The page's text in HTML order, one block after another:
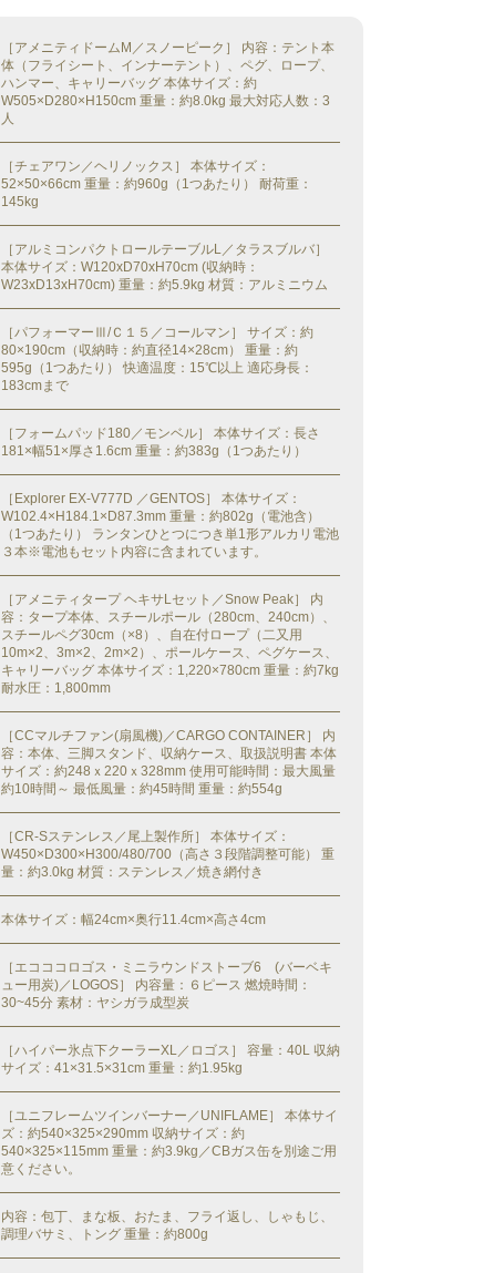
［アメニティドームM／スノーピーク］ 内容：テント本
体（フライシート、インナーテント）、ペグ、ロープ、
ハンマー、キャリーバッグ 本体サイズ：約
W505×D280×H150cm 重量：約8.0kg 最大対応人数：3
人
［チェアワン／ヘリノックス］ 本体サイズ：
52×50×66cm 重量：約960g（1つあたり） 耐荷重：
145kg
［アルミコンパクトロールテーブルL／タラスブルバ］
本体サイズ：W120xD70xH70cm (収納時：
W23xD13xH70cm) 重量：約5.9kg 材質：アルミニウム
［パフォーマーⅢ/Ｃ１５／コールマン］ サイズ：約
80×190cm（収納時：約直径14×28cm） 重量：約
595g（1つあたり） 快適温度：15℃以上 適応身長：
183cmまで
［フォームパッド180／モンベル］ 本体サイズ：長さ
181×幅51×厚さ1.6cm 重量：約383g（1つあたり）
［Explorer EX-V777D ／GENTOS］ 本体サイズ：
W102.4×H184.1×D87.3mm 重量：約802g（電池含）
（1つあたり） ランタンひとつにつき単1形アルカリ電池
３本※電池もセット内容に含まれています。
［アメニティタープ ヘキサLセット／Snow Peak］ 内
容：タープ本体、スチールポール（280cm、240cm）、
スチールペグ30cm（×8）、自在付ロープ（二又用
10m×2、3m×2、2m×2）、ポールケース、ペグケース、
キャリーバッグ 本体サイズ：1,220×780cm 重量：約7kg
耐水圧：1,800mm
［CCマルチファン(扇風機)／CARGO CONTAINER］ 内
容：本体、三脚スタンド、収納ケース、取扱説明書 本体
サイズ：約248ｘ220ｘ328mm 使用可能時間：最大風量
約10時間～ 最低風量：約45時間 重量：約554g
［CR-Sステンレス／尾上製作所］ 本体サイズ：
W450×D300×H300/480/700（高さ３段階調整可能） 重
量：約3.0kg 材質：ステンレス／焼き網付き
本体サイズ：幅24cm×奥行11.4cm×高さ4cm
［エコココロゴス・ミニラウンドストーブ6 (バーベキ
ュー用炭)／LOGOS］ 内容量：６ピース 燃焼時間：
30~45分 素材：ヤシガラ成型炭
［ハイパー氷点下クーラーXL／ロゴス］ 容量：40L 収納
サイズ：41×31.5×31cm 重量：約1.95kg
［ユニフレームツインバーナー／UNIFLAME］ 本体サイ
ズ：約540×325×290mm 収納サイズ：約
540×325×115mm 重量：約3.9kg／CBガス缶を別途ご用
意ください。
内容：包丁、まな板、おたま、フライ返し、しゃもじ、
調理バサミ、トング 重量：約800g